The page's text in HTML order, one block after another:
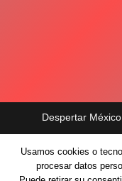
Despertar
Usamos cookies o
procesar datos